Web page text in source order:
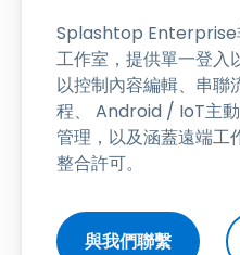
Splashtop Enterprise
工作室，提供單一登入
以控制內容編輯、串聯
程、 Android / IoT主
管理，以及涵蓋遠端工
整合許可。
與我們聯繫